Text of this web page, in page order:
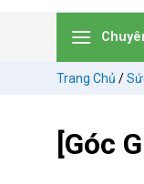
Trang Chủ /
[Góc